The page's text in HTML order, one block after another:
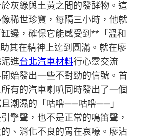
灰綠與土黃之間的發酵物。這
稀世珍寶，每隔三小時，他就
邊，確保它能感受到**「溫和
其在精神上達到圓滿。就在廖
進台北汽車材料行心靈交流
始發出一些不對勁的信號。首
有的汽車喇叭同時發出了一個
潮濕的「咕嚕——咕嚕——」
擎聲，也不是正常的鳴笛聲，
、消化不良的胃在哀嚎。廖沾